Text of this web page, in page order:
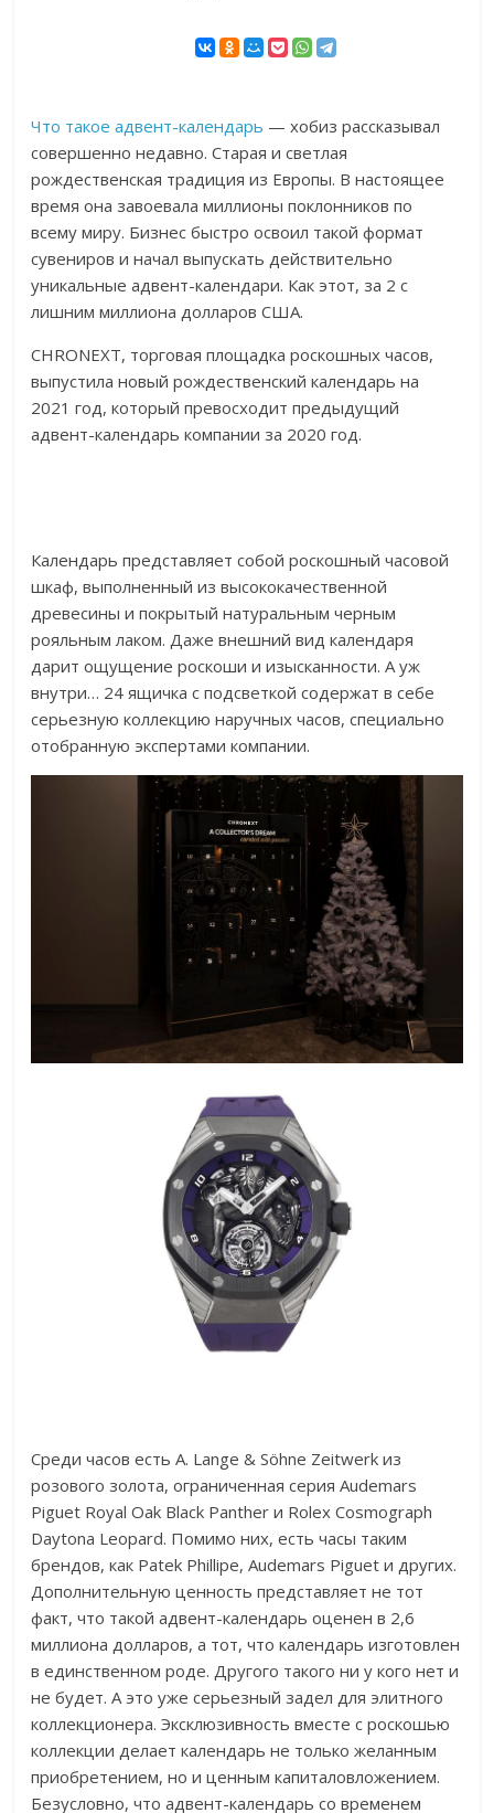
Что такое адвент-календарь — хобиз рассказывал
совершенно недавно. Старая и светлая
рождественская традиция из Европы. В настоящее
время она завоевала миллионы поклонников по
всему миру. Бизнес быстро освоил такой формат
сувениров и начал выпускать действительно
уникальные адвент-календари. Как этот, за 2 с
лишним миллиона долларов США.
CHRONEXT, торговая площадка роскошных часов,
выпустила новый рождественский календарь на
2021 год, который превосходит предыдущий
адвент-календарь компании за 2020 год.
Календарь представляет собой роскошный часовой
шкаф, выполненный из высококачественной
древесины и покрытый натуральным черным
рояльным лаком. Даже внешний вид календаря
дарит ощущение роскоши и изысканности. А уж
внутри… 24 ящичка с подсветкой содержат в себе
серьезную коллекцию наручных часов, специально
отобранную экспертами компании.
Среди часов есть A. Lange & Söhne Zeitwerk из
розового золота, ограниченная серия Audemars
Piguet Royal Oak Black Panther и Rolex Cosmograph
Daytona Leopard. Помимо них, есть часы таким
брендов, как Patek Phillipe, Audemars Piguet и других.
Дополнительную ценность представляет не тот
факт, что такой адвент-календарь оценен в 2,6
миллиона долларов, а тот, что календарь изготовлен
в единственном роде. Другого такого ни у кого нет и
не будет. А это уже серьезный задел для элитного
коллекционера. Эксклюзивность вместе с роскошью
коллекции делает календарь не только желанным
приобретением, но и ценным капиталовложением.
Безусловно, что адвент-календарь со временем